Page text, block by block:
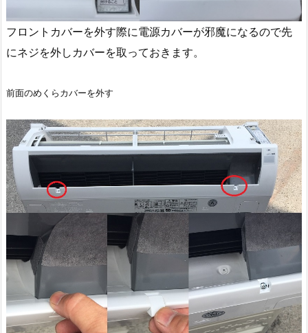
フロントカバーを外す際に電源カバーが邪魔になるので先
にネジを外しカバーを取っておきます。
前面のめくらカバーを外す